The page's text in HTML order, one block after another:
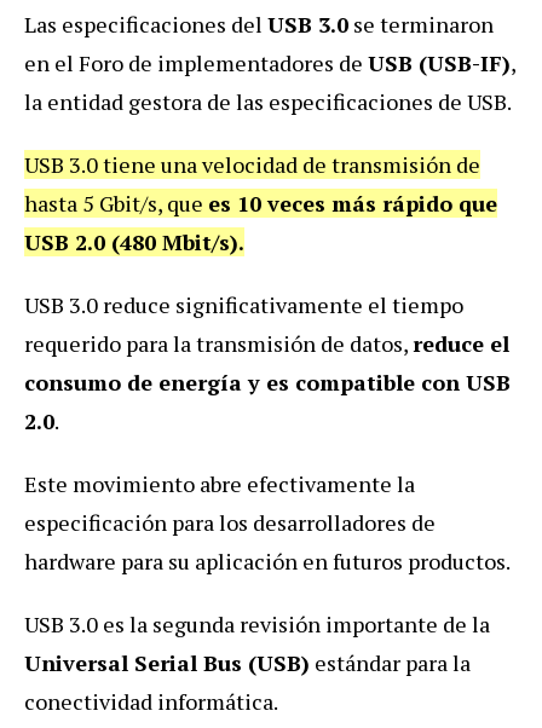
Las especificaciones del USB 3.0 se terminaron
en el Foro de implementadores de USB (USB-IF),
la entidad gestora de las especificaciones de USB.
USB 3.0 tiene una velocidad de transmisión de
hasta 5 Gbit/s, que es 10 veces más rápido que
USB 2.0 (480 Mbit/s).
USB 3.0 reduce significativamente el tiempo
requerido para la transmisión de datos,reduce el
consumo de energía y es compatible con USB
2.0.
Este movimiento abre efectivamente la
especificación para los desarrolladores de
hardware para su aplicación en futuros productos.
USB 3.0 es la segunda revisión importante de la
Universal Serial Bus (USB) estándar para la
conectividad informática.